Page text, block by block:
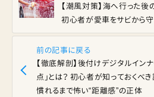
前の記事に戻る
【徹底解剖】後付けデジタルインナ
点」とは？ 初心者が知っておくべき
慣れるまで怖い“距離感”の正体
【潮風対策】海へ行った後
初心者が愛車をサビから